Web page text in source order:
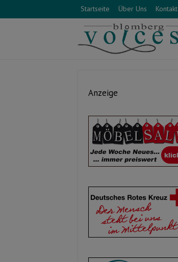
Startseite Über Uns Kontakt
Anzeige